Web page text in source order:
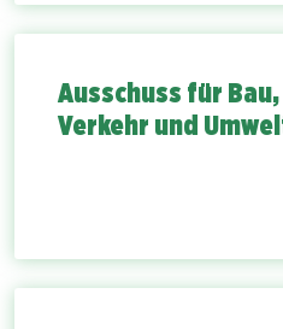
Ausschuss für
Verkehr und